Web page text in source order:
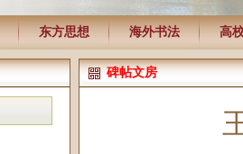
东方思想 海外书法 高
碑帖文房